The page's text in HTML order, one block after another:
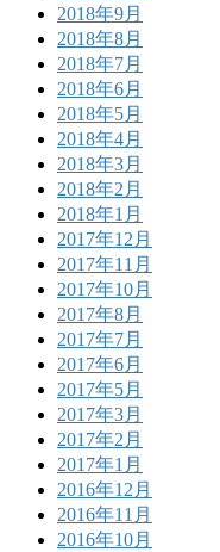
2018年9月
2018年8月
2018年7月
2018年6月
2018年5月
2018年4月
2018年3月
2018年2月
2018年1月
2017年12月
2017年11月
2017年10月
2017年8月
2017年7月
2017年6月
2017年5月
2017年3月
2017年2月
2017年1月
2016年12月
2016年11月
2016年10月